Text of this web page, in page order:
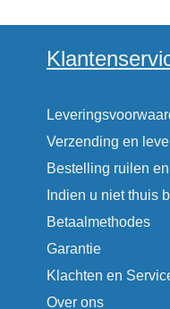
Verzending en
Bestelling ruilen
Indien u niet thuis
Betaalmethodes
Garantie
Klachten en
Over ons